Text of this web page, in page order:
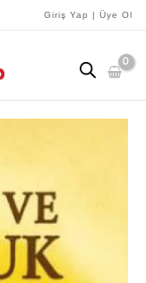
Giriş Yap | Üye Ol